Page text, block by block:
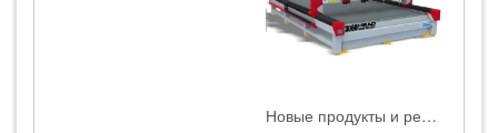
Новые продукты и решения